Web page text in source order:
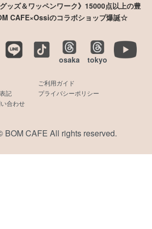
ッズ＆ワッペンワーク》15000点以上の豊
CAFE×Ossiのコラボショップ爆誕☆
osaka tokyo
ご利用ガイド
記
プライバシーポリシー
合わせ
BOM CAFE All rights reserved.